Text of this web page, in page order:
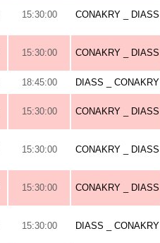
15:30:00 CONAKRY _ DIASS
15:30:00 CONAKRY _ DIASS
18:45:00 DIASS _ CONAKRY
15:30:00 CONAKRY _ DIASS
15:30:00 CONAKRY _ DIASS
15:30:00 CONAKRY _ DIASS
15:30:00 DIASS _ CONAKRY